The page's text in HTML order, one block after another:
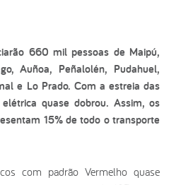
660 mil pessoas de Maipú,
Auñoa, Peñalolén, Pudahuel,
e Lo Prado. Com a estreia das
quase dobrou. Assim, os
15% de todo o transporte
com padrão Vermelho quase